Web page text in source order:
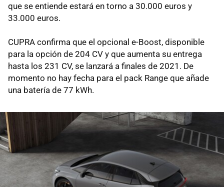
que se entiende estará en torno a 30.000 euros y
33.000 euros.
CUPRA confirma que el opcional e-Boost, disponible
para la opción de 204 CV y que aumenta su entrega
hasta los 231 CV, se lanzará a finales de 2021. De
momento no hay fecha para el pack Range que añade
una batería de 77 kWh.